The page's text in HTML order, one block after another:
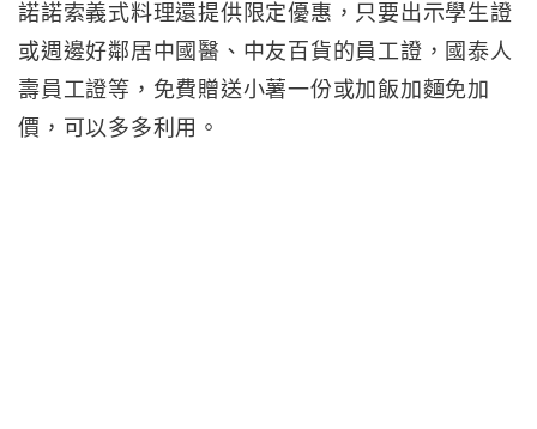
諾諾索義式料理還提供限定優惠，只要出示學生證
或週邊好鄰居中國醫、中友百貨的員工證，國泰人
壽員工證等，免費贈送小薯一份或加飯加麵免加
價，可以多多利用。